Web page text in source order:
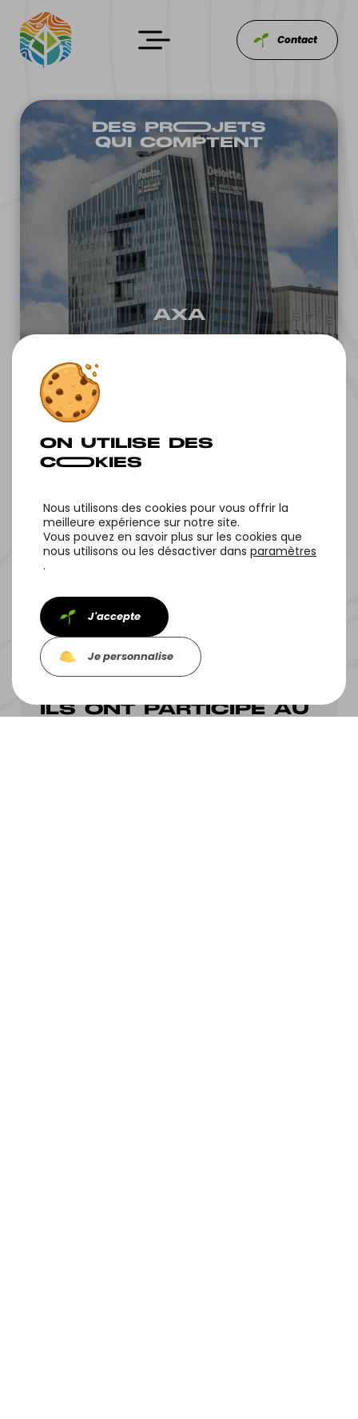
Contact
DES PROOJETS
QUI COMPTENT
AXA
Tous nos projets Projet suivant
ILS ONT PARTICIPÉ AU
Nous utilisons des cookies pour vous offrir la
meilleure expérience sur notre site.
Vous pouvez en savoir plus sur les cookies que
nous utilisons ou les désactiver dans paramètres
.
J'accepte
Je personnalise